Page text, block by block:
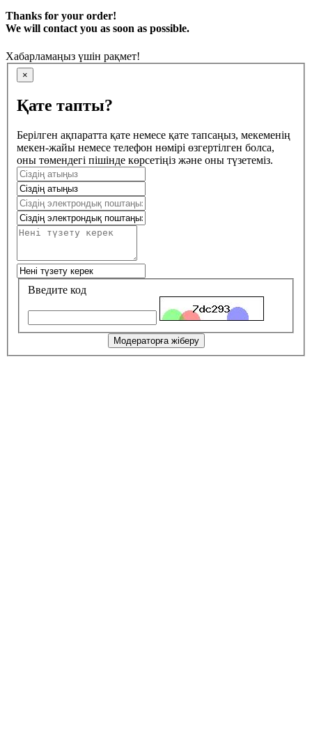
Thanks for your order!
We will contact you as soon as possible.
Хабарламаңыз үшін рақмет!
×
Қате тапты?
Берілген ақпаратта қате немесе қате тапсаңыз, мекеменің
мекен-жайы немесе телефон нөмірі өзгертілген болса,
оны төмендегі пішінде көрсетіңіз және оны түзетеміз.
Введите код
Модераторға жіберу